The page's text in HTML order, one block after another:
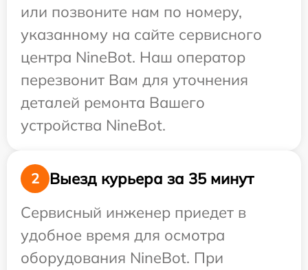
или позвоните нам по номеру,
указанному на сайте сервисного
центра NineBot. Наш оператор
перезвонит Вам для уточнения
деталей ремонта Вашего
устройства NineBot.
2
Выезд курьера за 35 минут
Сервисный инженер приедет в
удобное время для осмотра
оборудования NineBot. При